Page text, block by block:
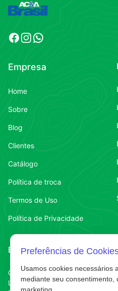
Facebook
Instagram
WhatsApp
Empresa
Home
Sobre
Blog
Clientes
Catálogo
Política de troca
Termos de Uso
Política de Privacidade
Endereço
Chapecó-SC
Líder
Preferências de
Usamos cookies necessários
mediante seu consentimento,